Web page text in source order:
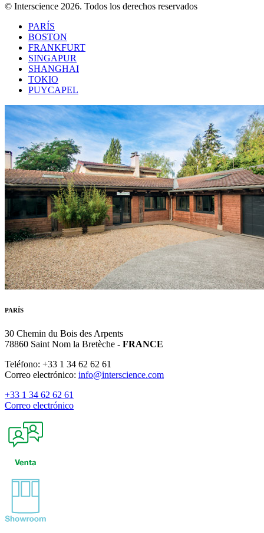
© Interscience 2026. Todos los derechos reservados
PARÍS
BOSTON
FRANKFURT
SINGAPUR
SHANGHAI
TOKIO
PUYCAPEL
PARÍS
30 Chemin du Bois des Arpents
78860 Saint Nom la Bretèche - FRANCE
Teléfono: +33 1 34 62 62 61
Correo electrónico: info@interscience.com
+33 1 34 62 62 61
Correo electrónico